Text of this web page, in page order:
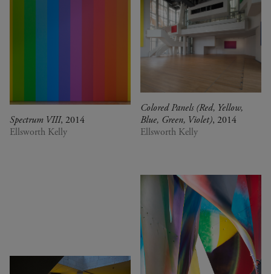
Spectrum VIII, 2014
Ellsworth Kelly
Colored Panels (Red, Yellow,
Blue, Green, Violet), 2014
Ellsworth Kelly